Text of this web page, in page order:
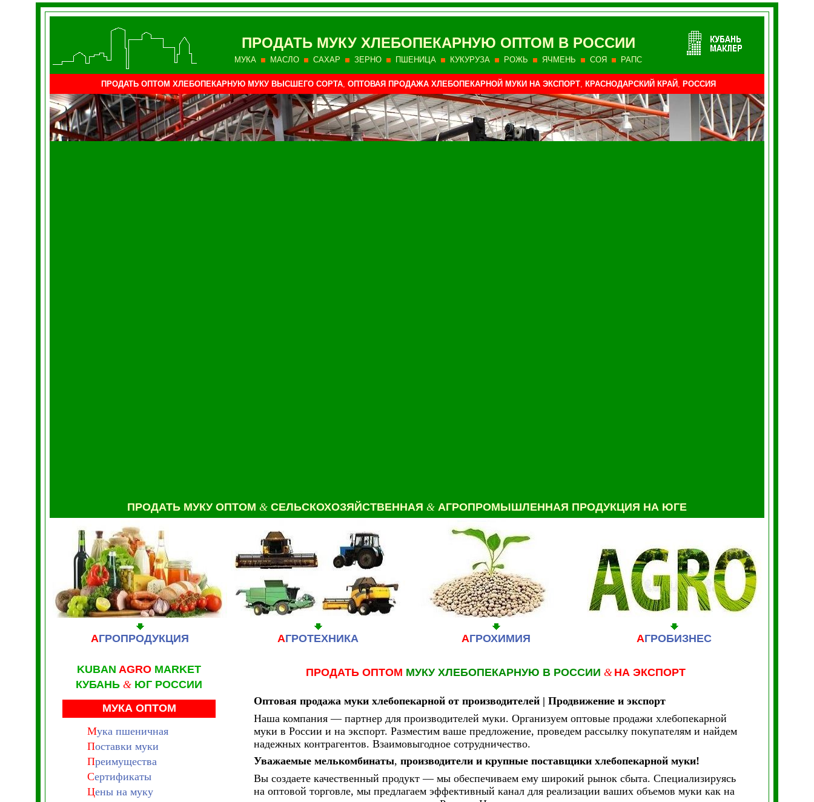
ПРОДАТЬ МУКУ ХЛЕБОПЕКАРНУЮ ОПТОМ В РОССИИ
МУКА МАСЛО САХАР ЗЕРНО ПШЕНИЦА КУКУРУЗА РОЖЬ ЯЧМЕНЬ СОЯ РАПС
ПРОДАТЬ ОПТОМ ХЛЕБОПЕКАРНУЮ МУКУ ВЫСШЕГО СОРТА, ОПТОВАЯ ПРОДАЖА ХЛЕБОПЕКАРНОЙ МУКИ НА ЭКСПОРТ, КРАСНОДАРСКИЙ КРАЙ , РОССИЯ
ПРОДАТЬ МУКУ ОПТОМ & СЕЛЬСКОХОЗЯЙСТВЕННАЯ & АГРОПРОМЫШЛЕННАЯ ПРОДУКЦИЯ НА ЮГЕ
АГРОПРОДУКЦИЯ АГРОТЕХНИКА АГРОХИМИЯ АГРОБИЗНЕС
KUBAN AGRO MARKET
КУБАНЬ & ЮГ РОССИИ
МУКА ОПТОМ
Мука пшеничная
Поставки муки
Преимущества
Сертификаты
Цены на муку
ПРОДАТЬ ОПТОМ МУКУ ХЛЕБОПЕКАРНУЮ В РОССИИ & НА ЭКСПОРТ
Оптовая продажа муки хлебопекарной от производителей | Продвижение и экспорт
Наша компания — партнер для производителей муки. Организуем оптовые продажи хлебопекарной
муки в России и на экспорт. Разместим ваше предложение, проведем рассылку покупателям и найдем
надежных контрагентов. Взаимовыгодное сотрудничество.
Уважаемые мелькомбинаты, производители и крупные поставщики хлебопекарной муки!
Вы создаете качественный продукт — мы обеспечиваем ему широкий рынок сбыта. Специализируясь
на оптовой торговле, мы предлагаем эффективный канал для реализации ваших объемов муки как на